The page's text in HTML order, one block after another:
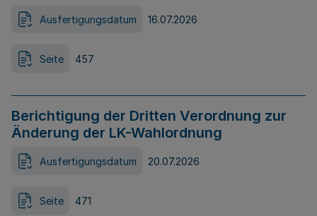
Ausfertigungsdatum 16.07.2026
Seite 457
Berichtigung der Dritten Verordnung zur
Änderung der LK-Wahlordnung
Ausfertigungsdatum 20.07.2026
Seite 471